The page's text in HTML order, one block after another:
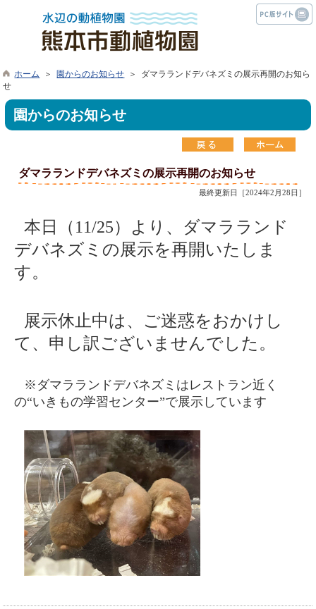
ホーム ＞ 園からのお知らせ ＞ ダマラランドデバネズミの展示再開のお知ら
せ
園からのお知らせ
ダマラランドデバネズミの展示再開のお知らせ
最終更新日［2024年2月28日］
本日（11/25）より、ダマラランド
デバネズミの展示を再開いたしま
す。
展示休止中は、ご迷惑をおかけし
て、申し訳ございませんでした。
※ダマラランドデバネズミはレストラン近く
の“いきもの学習センター”で展示しています